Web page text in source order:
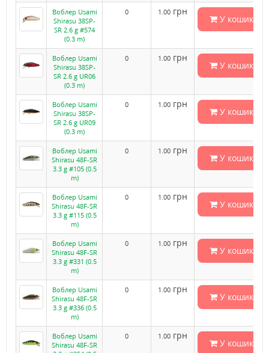
Воблер Usami
Shirasu 38SP-
SR 2.6 g #574
(0.3 m)
0 1.00 грн
У кошик
Воблер Usami
Shirasu 38SP-
SR 2.6 g UR06
(0.3 m)
0 1.00 грн
У кошик
Воблер Usami
Shirasu 38SP-
SR 2.6 g UR09
(0.3 m)
0 1.00 грн
У кошик
Воблер Usami
Shirasu 48F-SR
3.3 g #105 (0.5
m)
0 1.00 грн
У кошик
Воблер Usami
Shirasu 48F-SR
3.3 g #115 (0.5
m)
0 1.00 грн
У кошик
Воблер Usami
Shirasu 48F-SR
3.3 g #331 (0.5
m)
0 1.00 грн
У кошик
Воблер Usami
Shirasu 48F-SR
3.3 g #336 (0.5
m)
0 1.00 грн
У кошик
Воблер Usami
Shirasu 48F-SR
0 1.00 грн
У кошик